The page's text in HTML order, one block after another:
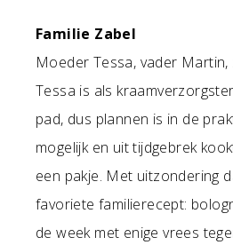
Familie Zabel
Moeder Tessa, vader
Tessa is als
pad, dus plannen is in de
mogelijk en uit tijdgebrek
een pakje. Met uitzondering
favoriete familierecept:
de week met enige vrees